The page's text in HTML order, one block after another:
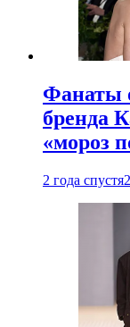
Фанаты
бренда
«мороз
2 года спустя